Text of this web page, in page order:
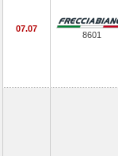
07.07
8601